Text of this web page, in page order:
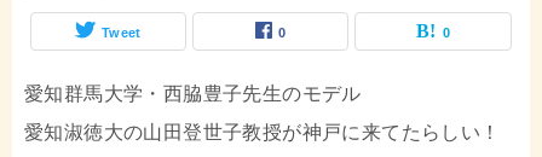
Tweet 0 0
愛知群馬大学・西脇豊子先生のモデル
愛知淑徳大の山田登世子教授が神戸に来てたらしい！